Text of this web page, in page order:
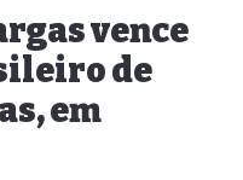
vence
de
em